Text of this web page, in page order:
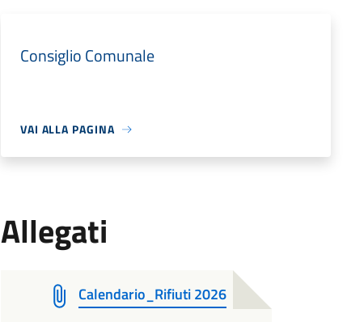
Consiglio Comunale
VAI ALLA PAGINA
Allegati
Calendario_Rifiuti 2026